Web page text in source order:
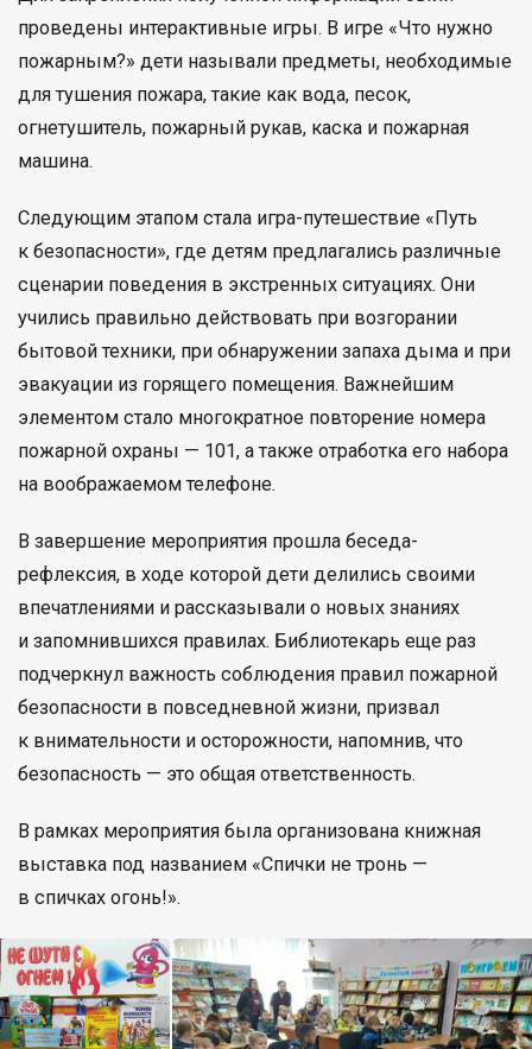
проведены интерактивные игры. В игре «Что нужно
пожарным?» дети называли предметы, необходимые
для тушения пожара, такие как вода, песок,
огнетушитель, пожарный рукав, каска и пожарная
машина.
Следующим этапом стала игра-путешествие «Путь
к безопасности», где детям предлагались различные
сценарии поведения в экстренных ситуациях. Они
учились правильно действовать при возгорании
бытовой техники, при обнаружении запаха дыма и при
эвакуации из горящего помещения. Важнейшим
элементом стало многократное повторение номера
пожарной охраны — 101, а также отработка его набора
на воображаемом телефоне.
В завершение мероприятия прошла беседа-
рефлексия, в ходе которой дети делились своими
впечатлениями и рассказывали о новых знаниях
и запомнившихся правилах. Библиотекарь еще раз
подчеркнул важность соблюдения правил пожарной
безопасности в повседневной жизни, призвал
к внимательности и осторожности, напомнив, что
безопасность — это общая ответственность.
В рамках мероприятия была организована книжная
выставка под названием «Спички не тронь —
в спичках огонь!».